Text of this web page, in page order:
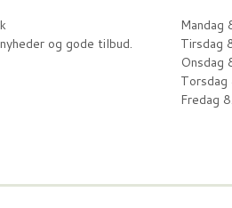
og gode tilbud.
Mandag
Tirsdag
Onsdag
Fredag